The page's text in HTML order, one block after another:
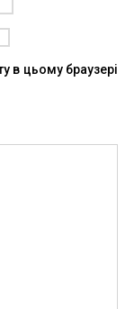
в цьому браузері